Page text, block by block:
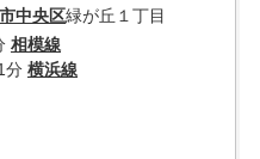
中央区緑が丘１丁目
相模線
分 横浜線